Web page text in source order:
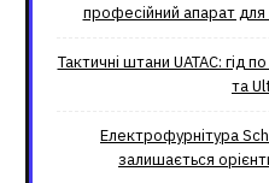
професійний апарат
Тактичні штани UATAC: гід
та
Електрофурнітура
залишається